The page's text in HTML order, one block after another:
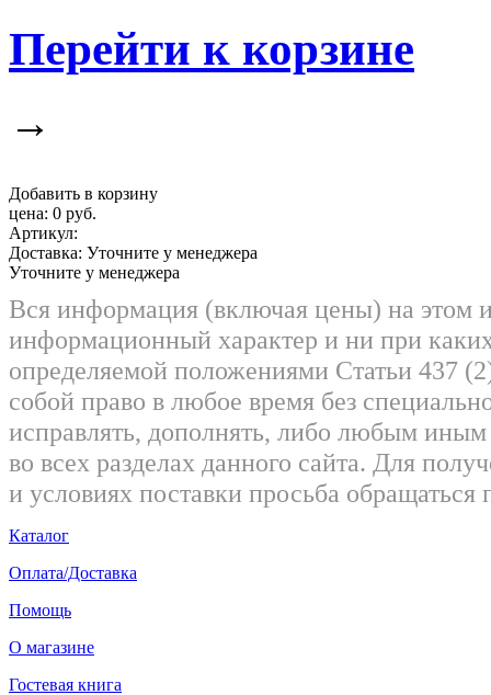
Перейти к корзине
→
Добавить в корзину
цена: 0 руб.
Артикул:
Доставка: Уточните у менеджера
Уточните у менеджера
Вся информация (включая цены) на этом
информационный характер и ни при
определяемой положениями Статьи 437
собой право в любое время без
исправлять, дополнять, либо любым
во всех разделах данного сайта. Для
и условиях поставки просьба
Каталог
Оплата/Доставка
Помощь
О магазине
Гостевая книга